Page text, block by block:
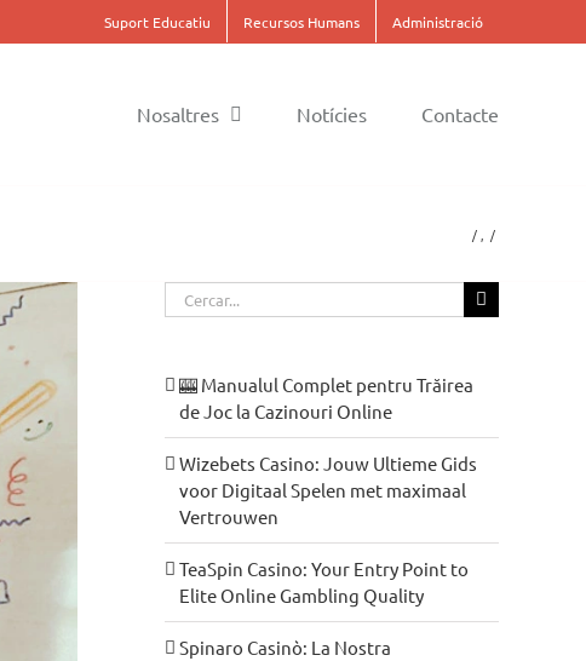
Suport Educatiu Recursos Humans Administració
Nosaltres Notícies Contacte
Cerca
…
🎰 Manualul Complet pentru Trăirea
de Joc la Cazinouri Online
Wizebets Casino: Jouw Ultieme Gids
voor Digitaal Spelen met maximaal
Vertrouwen
TeaSpin Casino: Your Entry Point to
Elite Online Gambling Quality
Spinaro Casinò: La Nostra